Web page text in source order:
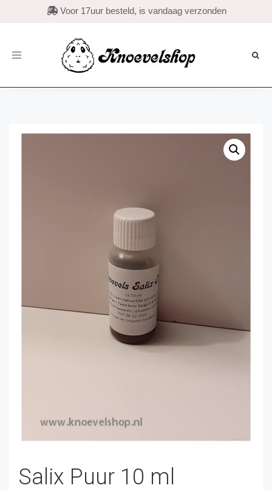
Voor 17uur besteld, is vandaag verzonden
Toggle
Salix Puur 10 ml